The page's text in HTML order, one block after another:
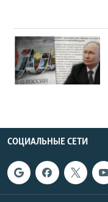
СОЦИАЛЬНЫЕ СЕТИ